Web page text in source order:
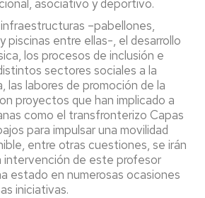
asociativo y deportivo.
–pabellones,
piscinas entre ellas-, el desarrollo
los procesos de inclusión e
sectores sociales a la
las labores de promoción de la
proyectos que han implicado a
como el transfronterizo Capas
para impulsar una movilidad
entre otras cuestiones, se irán
intervención de este profesor
estado en numerosas ocasiones
iniciativas.